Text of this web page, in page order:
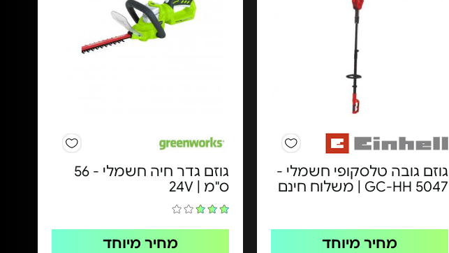
גוזם גובה טלסקופי חשמלי -
GC-HH 5047 | משלוח חינם
מחיר מיוחד
גוזם גדר חיה חשמלי - ​56
ס"מ | 24V​
מחיר מיוחד